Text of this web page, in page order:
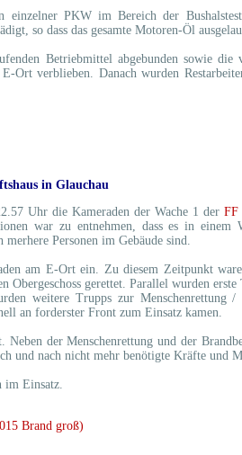
einzelner PKW im Bereich der
so dass das gesamte Motoren-Öl
Betriebmittel abgebunden sowie
Ort verblieben. Danach wurden
in Glauchau
Uhr die Kameraden der Wache 1 der FF
war zu entnehmen, dass es in einem
Personen im Gebäude sind.
am E-Ort ein. Zu diesem Zeitpunkt
gerettet. Parallel wurden
weitere Trupps zur Menschenrettung /
an forderster Front zum Einsatz kamen.
Neben der Menschenrettung und der
und nach nicht mehr benötigte Kräfte und
im Einsatz.
Brand groß)